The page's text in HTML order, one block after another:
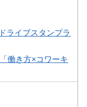
ライブスタンプラ
働き方×コワーキ